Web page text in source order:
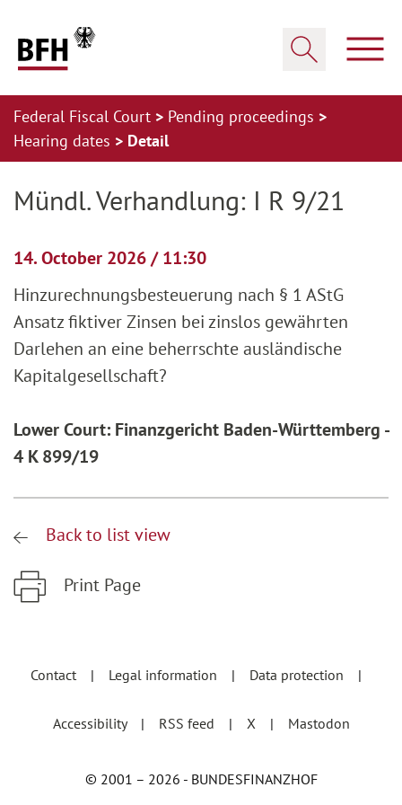
Federal Fiscal Court
Pending proceedings
Hearing dates
Detail
Mündl. Verhandlung: I R 9/21
14. October 2026 / 11:30
Hinzurechnungsbesteuerung nach § 1 AStG
Ansatz fiktiver Zinsen bei zinslos gewährten
Darlehen an eine beherrschte ausländische
Kapitalgesellschaft?
Lower Court: Finanzgericht Baden-Württemberg -
4 K 899/19
Back to list view
Print Page
Contact
Legal information Data protection
Accessibility RSS feed X Mastodon
© 2001 – 2026 - BUNDESFINANZHOF